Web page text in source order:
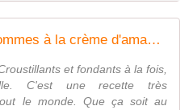
Feuilletés carrés aux pommes à la crème d'amandes - Recette en vidéo - www.sucreetepices.com
et fondants à la fois,
C'est une recette très
le monde. Que ça soit au